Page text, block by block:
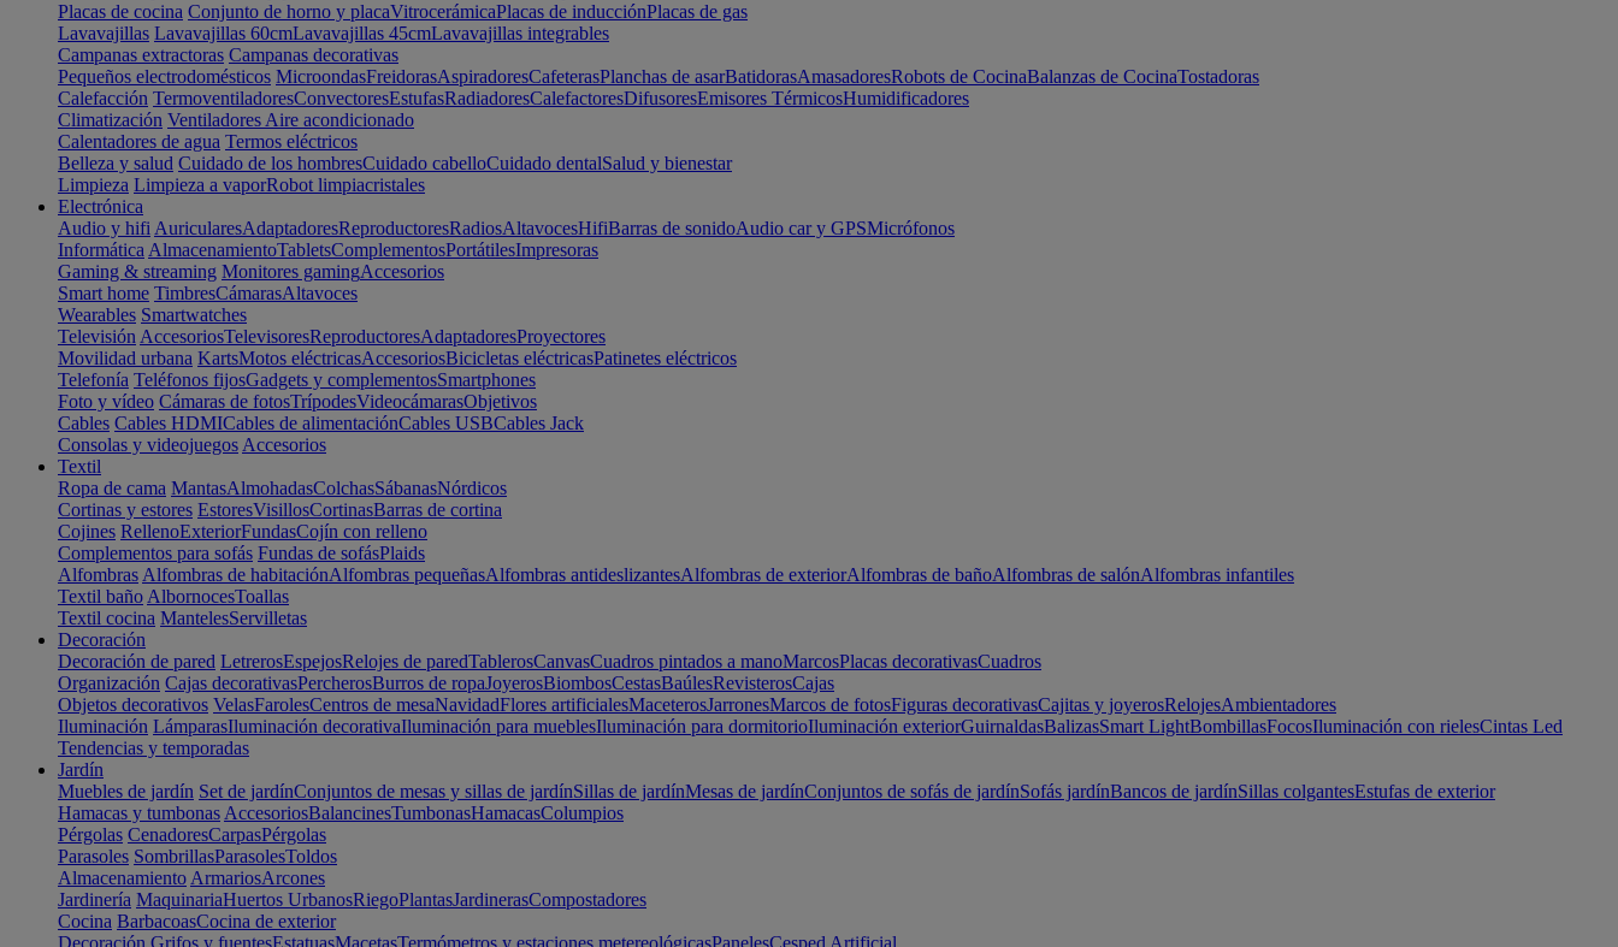
Placas de cocina Conjunto de horno y placaVitrocerámicaPlacas de inducciónPlacas de gas
Lavavajillas Lavavajillas 60cmLavavajillas 45cmLavavajillas integrables
Campanas extractoras Campanas decorativas
Pequeños electrodomésticos MicroondasFreidorasAspiradoresCafeterasPlanchas de asarBatidorasAmasadoresRobots de CocinaBalanzas de CocinaTostadoras
Calefacción TermoventiladoresConvectoresEstufasRadiadoresCalefactoresDifusoresEmisores TérmicosHumidificadores
Climatización Ventiladores Aire acondicionado
Calentadores de agua Termos eléctricos
Belleza y salud Cuidado de los hombresCuidado cabelloCuidado dentalSalud y bienestar
Limpieza Limpieza a vaporRobot limpiacristales
Electrónica
Audio y hifi AuricularesAdaptadoresReproductoresRadiosAltavocesHifiBarras de sonidoAudio car y GPSMicrófonos
Informática AlmacenamientoTabletsComplementosPortátilesImpresoras
Gaming & streaming Monitores gamingAccesorios
Smart home TimbresCámarasAltavoces
Wearables Smartwatches
Televisión AccesoriosTelevisoresReproductoresAdaptadoresProyectores
Movilidad urbana KartsMotos eléctricasAccesoriosBicicletas eléctricasPatinetes eléctricos
Telefonía Teléfonos fijosGadgets y complementosSmartphones
Foto y vídeo Cámaras de fotosTrípodesVideocámarasObjetivos
Cables Cables HDMICables de alimentaciónCables USBCables Jack
Consolas y videojuegos Accesorios
Textil
Ropa de cama MantasAlmohadasColchasSábanasNórdicos
Cortinas y estores EstoresVisillosCortinasBarras de cortina
Cojines RellenoExteriorFundasCojín con relleno
Complementos para sofás Fundas de sofásPlaids
Alfombras Alfombras de habitaciónAlfombras pequeñasAlfombras antideslizantesAlfombras de exteriorAlfombras de bañoAlfombras de salónAlfombras infantiles
Textil baño AlbornocesToallas
Textil cocina MantelesServilletas
Decoración
Decoración de pared LetrerosEspejosRelojes de paredTablerosCanvasCuadros pintados a manoMarcosPlacas decorativasCuadros
Organización Cajas decorativasPercherosBurros de ropaJoyerosBiombosCestasBaúlesRevisterosCajas
Objetos decorativos VelasFarolesCentros de mesaNavidadFlores artificialesMaceterosJarronesMarcos de fotosFiguras decorativasCajitas y joyerosRelojesAmbientadores
Iluminación LámparasIluminación decorativaIluminación para mueblesIluminación para dormitorioIluminación exteriorGuirnaldasBalizasSmart LightBombillasFocosIluminación con rielesCintas Led
Tendencias y temporadas
Jardín
Muebles de jardín Set de jardínConjuntos de mesas y sillas de jardínSillas de jardínMesas de jardínConjuntos de sofás de jardínSofás jardínBancos de jardínSillas colgantesEstufas de exterior
Hamacas y tumbonas AccesoriosBalancinesTumbonasHamacasColumpios
Pérgolas CenadoresCarpasPérgolas
Parasoles SombrillasParasolesToldos
Almacenamiento ArmariosArcones
Jardinería MaquinariaHuertos UrbanosRiegoPlantasJardinerasCompostadores
Cocina BarbacoasCocina de exterior
Decoración Grifos y fuentesEstatuasMacetasTermómetros y estaciones metereológicasPanelesCesped Artificial